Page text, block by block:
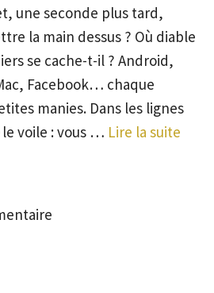
une seconde plus tard,
la main dessus ? Où diable
se cache-t-il ? Android,
Facebook… chaque
manies. Dans les lignes
voile : vous … Lire la suite